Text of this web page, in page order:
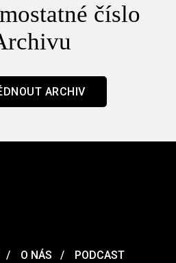
číslo
ARCHIV
O NÁS PODCAST